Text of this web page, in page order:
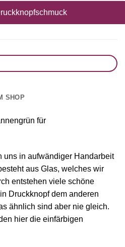
SHOP
für
uns in aufwändiger Handarbeit
aus Glas, welches wir
entstehen viele schöne
Druckknopf dem anderen
ähnlich sind aber nie gleich.
hier die einfärbigen